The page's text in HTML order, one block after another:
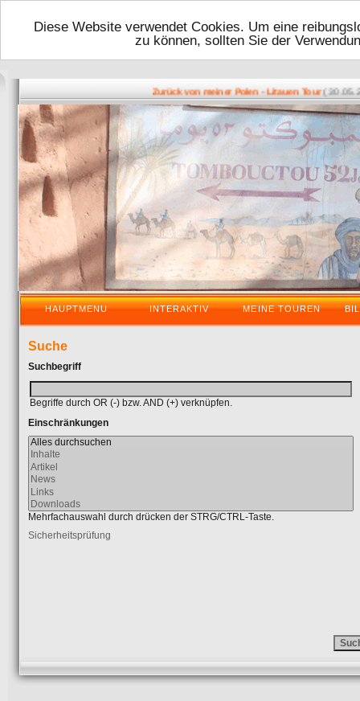
Diese Website verwendet Cookies. Um eine
zu können, sollten Sie der
Zurück von meiner Polen - Litauen Tour(
HAUPTMENU INTERAKTIV MEINE TOUREN
Suche
Suchbegriff
Begriffe durch OR (-) bzw. AND (+) verknüpfen.
Einschränkungen
Mehrfachauswahl durch drücken der STRG/CTRL-Taste.
Sicherheitsprüfung